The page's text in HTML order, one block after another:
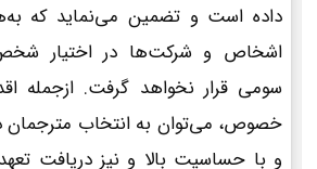
داده است و تضمین می‌نماید که
اشخاص و شرکت‌ها در اختیار
سومی قرار نخواهد گرفت. ازجمله
خصوص، می‌توان به انتخاب مترجمان
و با حساسیت بالا و نیز دریافت